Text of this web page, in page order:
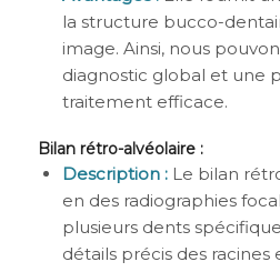
la structure bucco-
image. Ainsi, nous
diagnostic global et une
traitement efficace.
Bilan rétro-alvéolaire :
Description :Le bilan
en des radiographies
plusieurs dents
détails précis des racines